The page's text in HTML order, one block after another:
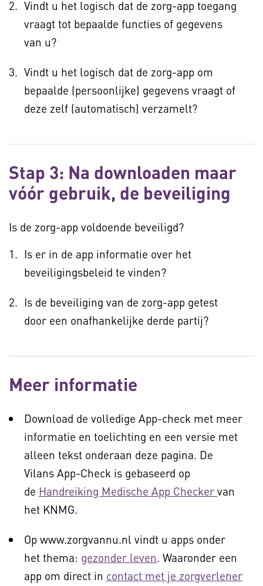
Vindt u het logisch dat de zorg-app toegang
vraagt tot bepaalde functies of gegevens
van u?
Vindt u het logisch dat de zorg-app om
bepaalde (persoonlijke) gegevens vraagt of
deze zelf (automatisch) verzamelt?
Stap 3: Na downloaden maar
vóór gebruik, de beveiliging
Is de zorg-app voldoende beveiligd?
Is er in de app informatie over het
beveiligingsbeleid te vinden?
Is de beveiliging van de zorg-app getest
door een onafhankelijke derde partij?
Meer informatie
Download de volledige App-check met meer
informatie en toelichting en een versie met
alleen tekst onderaan deze pagina. De
Vilans App-Check is gebaseerd op
de Handreiking Medische App Checker van
het KNMG.
Op www.zorgvannu.nl vindt u apps onder
het thema: gezonder leven. Waaronder een
app om direct in contact met je zorgverlener